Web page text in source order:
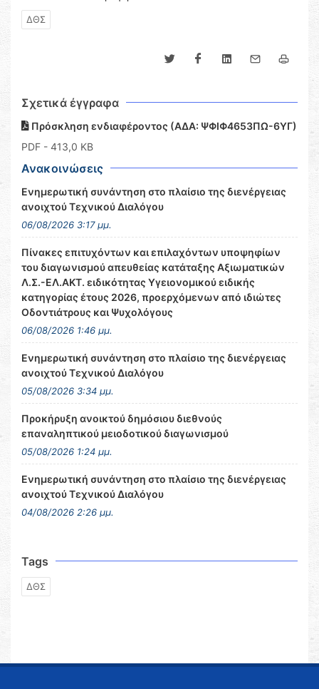
ΔΘΣ
Σχετικά έγγραφα
Πρόσκληση ενδιαφέροντος (ΑΔΑ: ΨΦΙΦ4653ΠΩ-6ΥΓ)
PDF - 413,0 KB
Ανακοινώσεις
Ενημερωτική συνάντηση στο πλαίσιο της διενέργειας
ανοιχτού Τεχνικού Διαλόγου
06/08/2026 3:17 μμ.
Πίνακες επιτυχόντων και επιλαχόντων υποψηφίων
του διαγωνισμού απευθείας κατάταξης Αξιωματικών
Λ.Σ.-ΕΛ.ΑΚΤ. ειδικότητας Υγειονομικού ειδικής
κατηγορίας έτους 2026, προερχόμενων από ιδιώτες
Οδοντιάτρους και Ψυχολόγους
06/08/2026 1:46 μμ.
Ενημερωτική συνάντηση στο πλαίσιο της διενέργειας
ανοιχτού Τεχνικού Διαλόγου
05/08/2026 3:34 μμ.
Προκήρυξη ανοικτού δημόσιου διεθνούς
επαναληπτικού μειοδοτικού διαγωνισμού
05/08/2026 1:24 μμ.
Ενημερωτική συνάντηση στο πλαίσιο της διενέργειας
ανοιχτού Τεχνικού Διαλόγου
04/08/2026 2:26 μμ.
Tags
ΔΘΣ